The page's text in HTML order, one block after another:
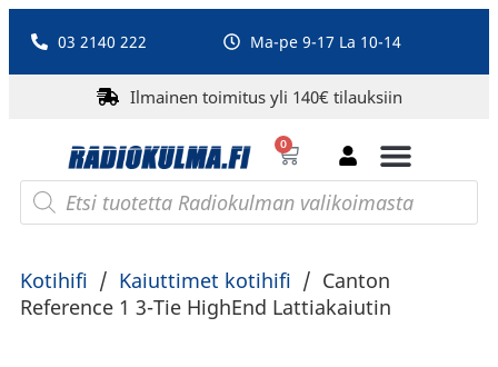
03 2140 222 Ma-pe 9-17 La 10-14
Ilmainen toimitus yli 140€ tilauksiin
0
Kotihifi / Kaiuttimet kotihifi / Canton
Reference 1 3-Tie HighEnd Lattiakaiutin